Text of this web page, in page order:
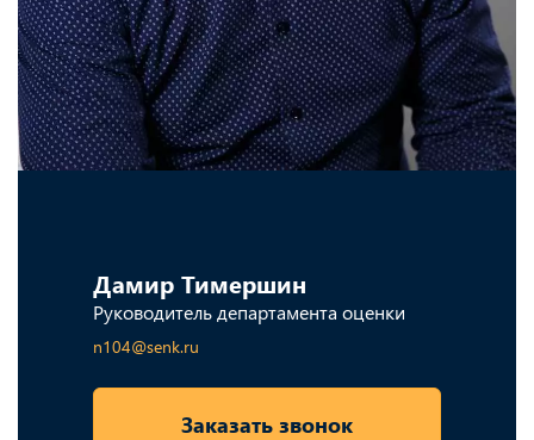
Дамир Тимершин
Руководитель департамента оценки
n104@senk.ru
Заказать звонок